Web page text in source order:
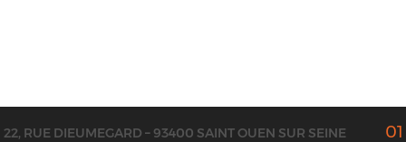
22, RUE DIEUMEGARD – 93400 SAINT OUEN SUR SEINE 01